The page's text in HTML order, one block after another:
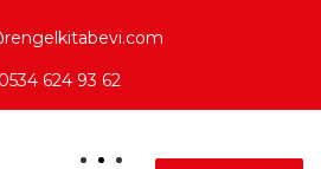
0534 624 93 62